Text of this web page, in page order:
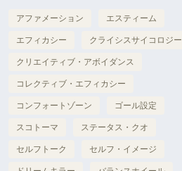
アファメーション エスティーム
エフィカシー クライシスサイコロジー
クリエイティブ・アボイダンス
コレクティブ・エフィカシー
コンフォートゾーン ゴール設定
スコトーマ ステータス・クオ
セルフトーク セルフ・イメージ